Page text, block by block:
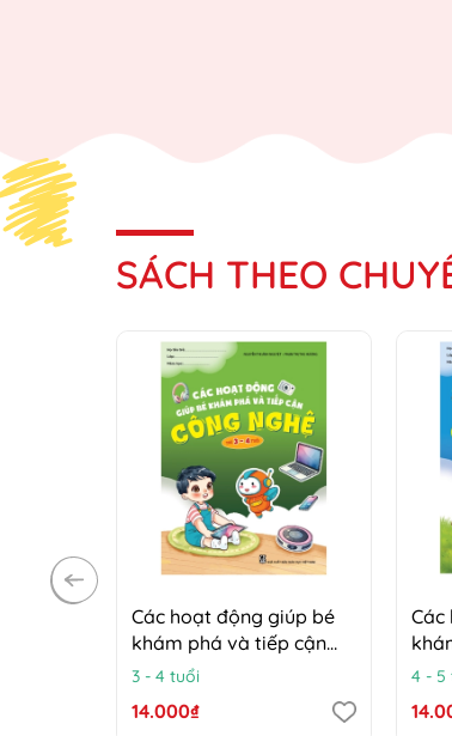
SÁCH THEO
Các hoạt động giúp bé
khám phá và tiếp cận
công nghệ (Trẻ 3 - 4 tuổi)
3 - 4 tuổi
14.000₫
Các
4 - 5